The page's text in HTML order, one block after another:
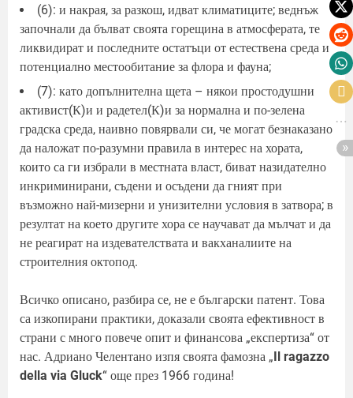
(6): и накрая, за разкош, идват климатиците; веднъж
започнали да бълват своята горещина в атмосферата, те
ликвидират и последните остатъци от естествена среда и
потенциално местообитание за флора и фауна;
(7): като допълнителна щета – някои простодушни
активист(К)и и радетел(К)и за нормална и по-зелена
градска среда, наивно повярвали си, че могат безнаказано
да наложат по-разумни правила в интерес на хората,
които са ги избрали в местната власт, биват назидателно
инкриминирани, съдени и осъдени да гният при
възможно най-мизерни и унизителни условия в затвора; в
резултат на което другите хора се научават да мълчат и да
не реагират на издевателствата и вакханалиите на
строителния октопод.
Всичко описано, разбира се, не е български патент. Това
са изкопирани практики, доказали своята ефективност в
страни с много повече опит и финансова „експертиза“ от
нас. Адриано Челентано изпя своята фамозна „Il ragazzo
della via Gluck“ още през 1966 година!